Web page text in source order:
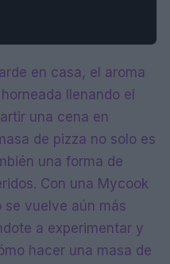
en casa, el aroma
llenando el
una cena en
de pizza no solo es
una forma de
Con una Mycook
se vuelve aún más
a experimentar y
hacer una masa de